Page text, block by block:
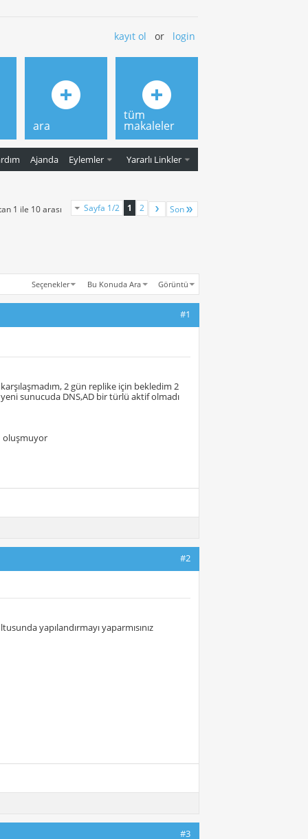
kayıt ol or login
Ajanda Eylemler Yararlı Linkler
ara
tüm
makaleler
Sayfa 1/2 1 2 Son
1 ile 10 arası
Seçenekler Bu Konuda Ara Görüntü
#1
2 gün replike için bekledim 2
sunucuda DNS,AD bir türlü aktif olmadı
oluşmuyor
#2
yapılandırmayı yaparmısınız
#3